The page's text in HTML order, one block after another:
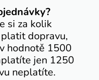
si za kolik
dopravu,
hodnotě 1500
jen 1250
neplatíte.